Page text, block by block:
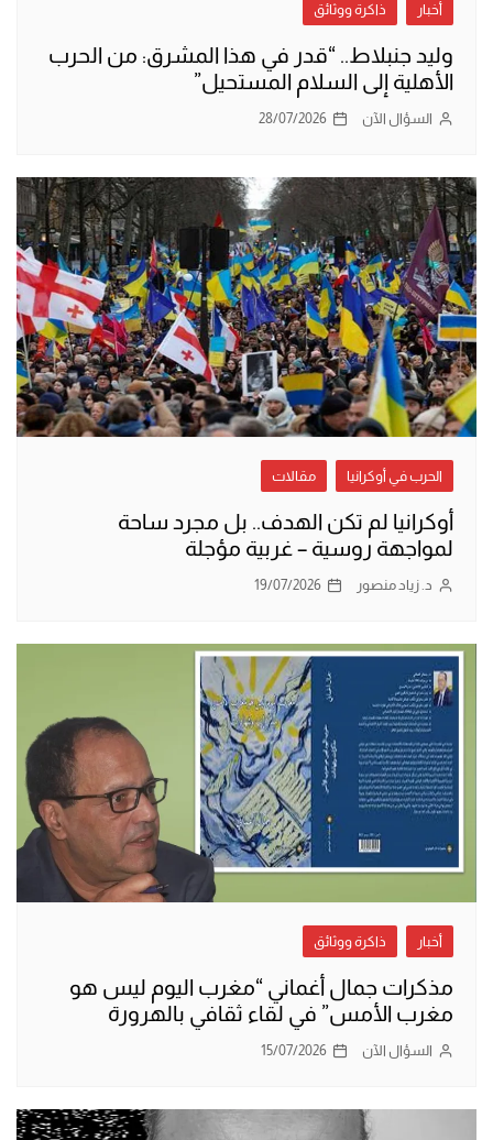
أخبار ذاكرة ووثائق
وليد جنبلاط.. “قدر في هذا المشرق: من الحرب
الأهلية إلى السلام المستحيل”
السؤال الآن 28/07/2026
الحرب في أوكرانيا مقالات
أوكرانيا لم تكن الهدف.. بل مجرد ساحة
لمواجهة روسية – غربية مؤجلة
د. زياد منصور 19/07/2026
أخبار ذاكرة ووثائق
مذكرات جمال أغماني “مغرب اليوم ليس هو
مغرب الأمس” في لقاء ثقافي بالهرورة
السؤال الآن 15/07/2026